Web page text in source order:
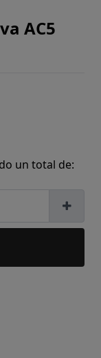
AC5
un total de: